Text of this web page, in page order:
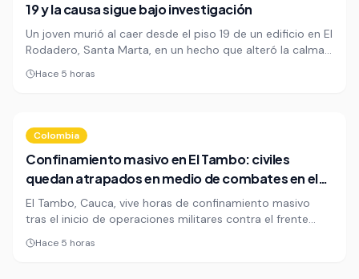
19 y la causa sigue bajo investigación
Un joven murió al caer desde el piso 19 de un edificio en El
Rodadero, Santa Marta, en un hecho que alteró la calma
de una zona turística. Las autoridades investigan si se
trató de un suicidio, un homicidio o un accidente.
Hace 5 horas
Colombia
Confinamiento masivo en El Tambo: civiles
quedan atrapados en medio de combates en el
Cauca
El Tambo, Cauca, vive horas de confinamiento masivo
tras el inicio de operaciones militares contra el frente
Jaime Martínez, disidencia de las Farc. En la vereda El
Recuerdo, decenas de familias permanecen refugiadas en
Hace 5 horas